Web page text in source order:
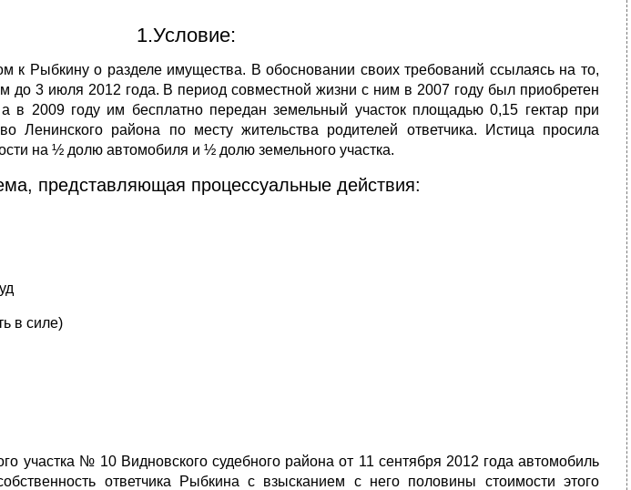
1.Условие:
к Рыбкину о разделе имущества. В обосновании своих требований ссылаясь на то,
до 3 июля 2012 года. В период совместной жизни с ним в 2007 году был приобретен
в 2009 году им бесплатно передан земельный участок площадью 0,15 гектар при
Ленинского района по месту жительства родителей ответчика. Истица просила
на ½ долю автомобиля и ½ долю земельного участка.
представляющая процессуальные действия:
в силе)
участка № 10 Видновского судебного района от 11 сентября 2012 года автомобиль
ответчика Рыбкина с взысканием с него половины стоимости этого